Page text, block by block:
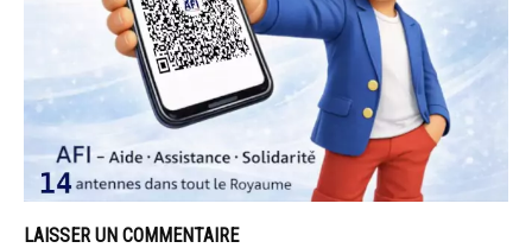
LAISSER UN COMMENTAIRE